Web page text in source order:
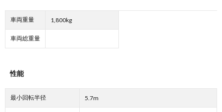
車両重量 1,800kg
車両総重量
性能
最小回転半径 5.7m